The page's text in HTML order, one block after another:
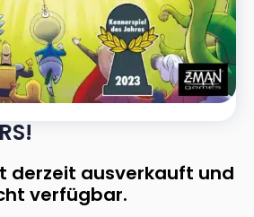
derzeit ausverkauft und
verfügbar.